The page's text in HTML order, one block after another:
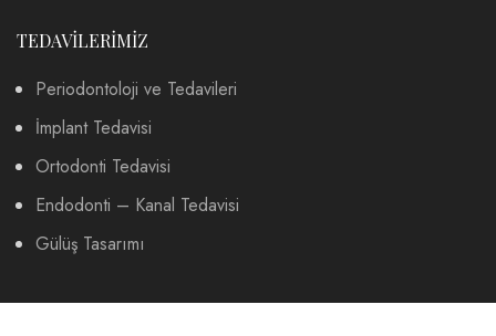
TEDAVİLERİMİZ
Periodontoloji ve Tedavileri
İmplant Tedavisi
Ortodonti Tedavisi
Endodonti – Kanal Tedavisi
Gülüş Tasarımı